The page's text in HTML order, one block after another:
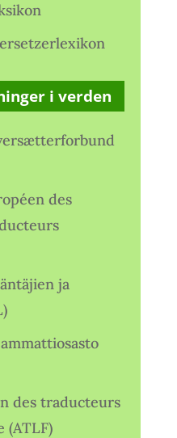
i verden
des
ja
des traducteurs
(ATLF)